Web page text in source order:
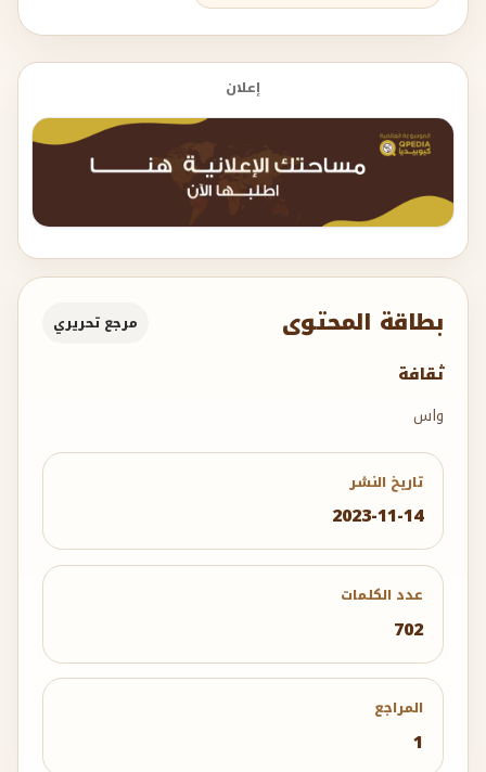
بطاقة المحتوى مرجع تحريري
ثقافة
واس
تاريخ النشر
2023-11-14
عدد الكلمات
702
المراجع
1
إعلان